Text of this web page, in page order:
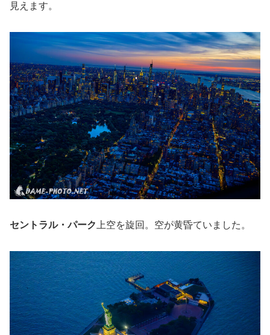
見えます。
セントラル・パーク 上空を旋回。空が黄昏ていました。